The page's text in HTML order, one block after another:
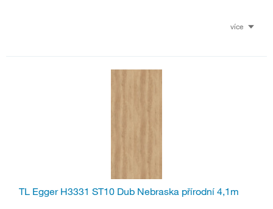
více
TL Egger H3331 ST10 Dub Nebraska přírodní 4,1m